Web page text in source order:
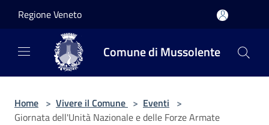
Regione Veneto
Comune di Mussolente
Home > Vivere il Comune > Eventi >
Giornata dell'Unità Nazionale e delle Forze Armate